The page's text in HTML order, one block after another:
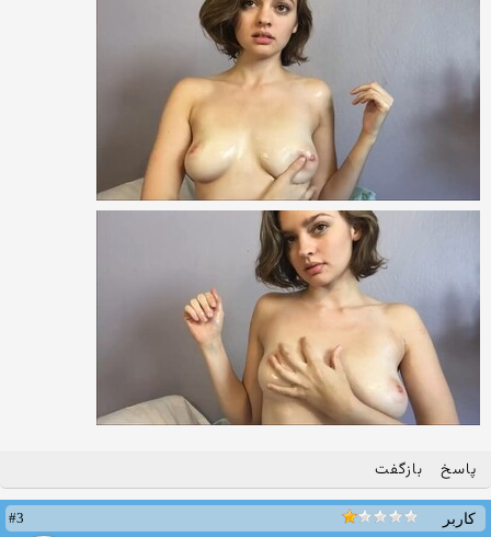
پاسخ بازگفت
کاربر
#3